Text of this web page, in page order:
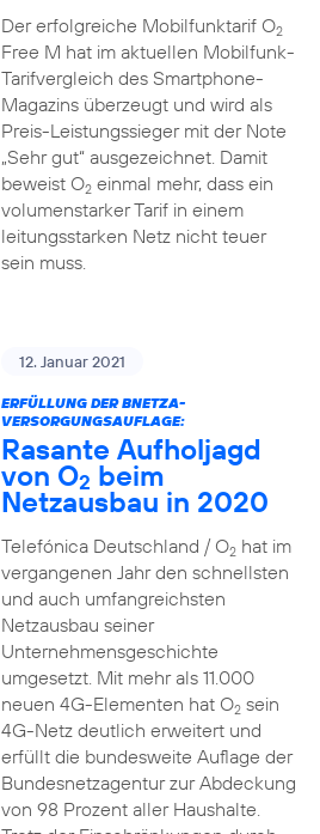
Der erfolgreiche Mobilfunktarif O2
Free M hat im aktuellen Mobilfunk-
Tarifvergleich des Smartphone-
Magazins überzeugt und wird als
Preis-Leistungssieger mit der Note
„Sehr gut“ ausgezeichnet. Damit
beweist O2einmal mehr, dass ein
volumenstarker Tarif in einem
leitungsstarken Netz nicht teuer
sein muss.
12. Januar 2021
ERFÜLLUNG DER BNETZA-
VERSORGUNGSAUFLAGE:
Rasante Aufholjagd
von O2 beim
Netzausbau in 2020
Telefónica Deutschland / O2hat im
vergangenen Jahr den schnellsten
und auch umfangreichsten
Netzausbau seiner
Unternehmensgeschichte
umgesetzt. Mit mehr als 11.000
neuen 4G-Elementen hat O2sein
4G-Netz deutlich erweitert und
erfüllt die bundesweite Auflage der
Bundesnetzagentur zur Abdeckung
von 98 Prozent aller Haushalte.